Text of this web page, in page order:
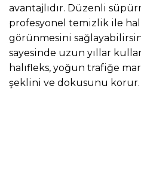
avantajlıdır. Düzenli
profesyonel temizlik ile
görünmesini
sayesinde uzun yıllar
halıfleks, yoğun trafiğe
şeklini ve dokusunu korur.